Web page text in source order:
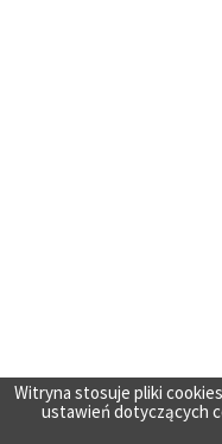
Witryna stosuje pliki
ustawień dotyczących